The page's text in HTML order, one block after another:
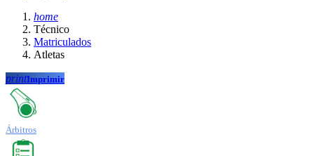
home
Técnico
Matriculados
Atletas
printImprimir
Árbitros